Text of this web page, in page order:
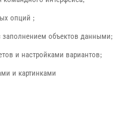
опций ;
объектов данными;
и настройками вариантов;
и картинками